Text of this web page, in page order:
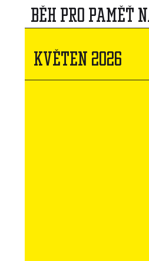
BĚH PRO PAMĚŤ
KVĚTEN 2026